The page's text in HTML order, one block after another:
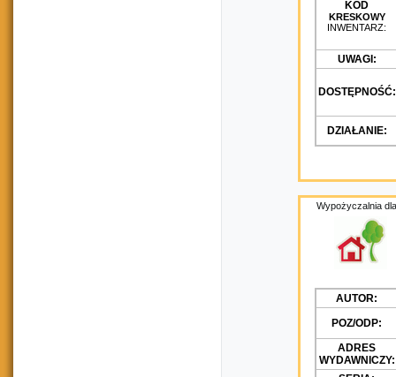
KOD
KRESKOWY
INWENTARZ:
UWAGI:
DOSTĘPNOŚĆ:
DZIAŁANIE:
Wypożyczalnia
AUTOR:
POZ/ODP:
ADRES
WYDAWNICZY: